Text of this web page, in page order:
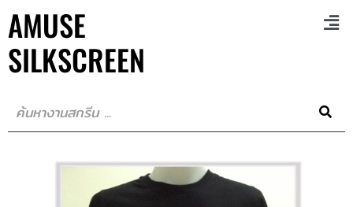
AMUSE
SILKSCREEN